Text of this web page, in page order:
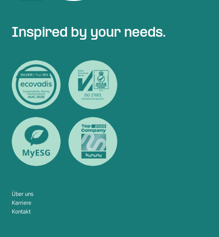
Inspired by your needs.
Über uns
Karriere
Kontakt